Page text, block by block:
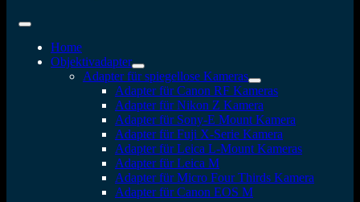
Home
Objektivadapter
Adapter für spiegellose Kameras
Adapter für Canon RF Kameras
Adapter für Nikon Z Kamera
Adapter für Sony-E Mount Kamera
Adapter für Fuji X-Serie Kamera
Adapter für Leica L-Mount Kameras
Adapter für Leica M
Adapter für Micro Four Thirds Kamera
Adapter für Canon EOS M